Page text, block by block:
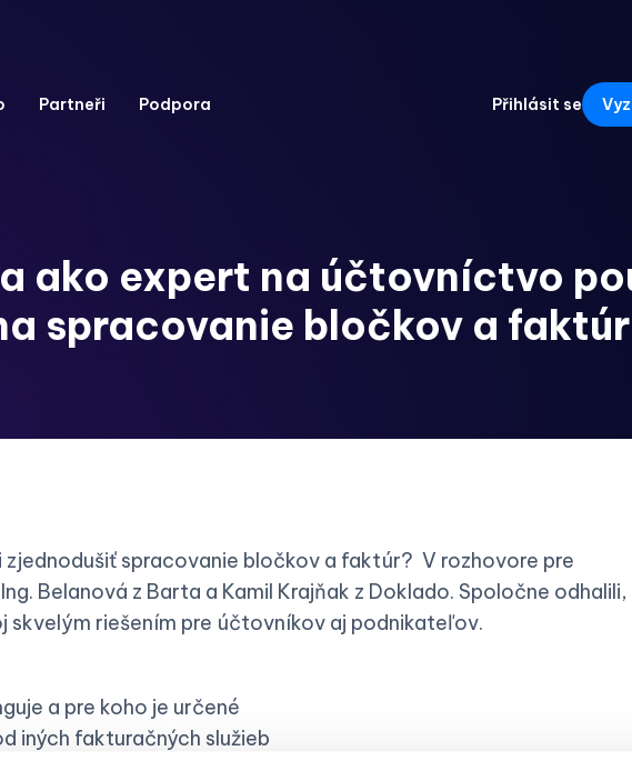
Partneři Podpora Přihlásit se
ako expert na účtovníctvo
spracovanie bločkov a faktúr
spracovanie bločkov a faktúr? V rozhovore pre
Belanová z Barta a Kamil Krajňak z Doklado. Spoločne odhalili,
skvelým riešením pre účtovníkov aj podnikateľov.
a pre koho je určené
iných fakturačných služieb